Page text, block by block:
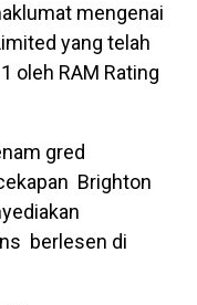
mengenai
yang telah
oleh RAM Rating
gred
Brighton
berlesen di